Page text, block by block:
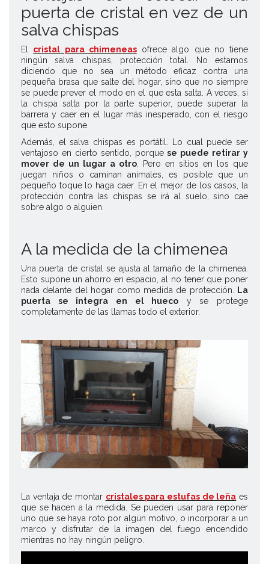
puerta de cristal en vez de un
salva chispas
El cristal para chimeneasofrece algo que no tiene
ningún salva chispas, protección total. No estamos
diciendo que no sea un método eficaz contra una
pequeña brasa que salte del hogar, sino que no siempre
se puede prever el modo en el que esta salta. A veces, si
la chispa salta por la parte superior, puede superar la
barrera y caer en el lugar más inesperado, con el riesgo
que esto supone.
Además, el salva chispas es portátil. Lo cual puede ser
ventajoso en cierto sentido, porquese puede retirar y
mover de un lugar a otro. Pero en sitios en los que
juegan niños o caminan animales, es posible que un
pequeño toque lo haga caer. En el mejor de los casos, la
protección contra las chispas se irá al suelo, sino cae
sobre algo o alguien.
A la medida de la chimenea
Una puerta de cristal se ajusta al tamaño de la chimenea.
Esto supone un ahorro en espacio, al no tener que poner
nada delante del hogar como medida de protección. La
puerta se integra en el hueco y se protege
completamente de las llamas todo el exterior.
La ventaja de montar cristales para estufas de leña es
que se hacen a la medida. Se pueden usar para reponer
uno que se haya roto por algún motivo, o incorporar a un
marco y disfrutar de la imagen del fuego encendido
mientras no hay ningún peligro.